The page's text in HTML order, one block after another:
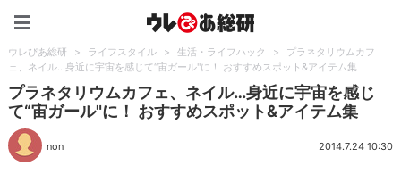
ウレぴあ総研 > ライフスタイル > 生活・ライフハック >
プラネタリウムカフ
ェ、ネイル…身近に宇宙を感じて“宙ガール"に！ おすすめスポット&アイテム集
プラネタリウムカフェ、ネイル…身近に宇宙を感じ
て“宙ガール"に！ おすすめスポット&アイテム集
non 2014.7.24 10:30